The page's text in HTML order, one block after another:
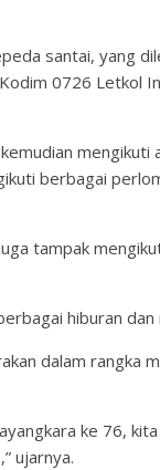
santai, yang
0726 Letkol
mengikuti
berbagai
tampak
hiburan
dalam rangka
ke 76,
ujarnya.